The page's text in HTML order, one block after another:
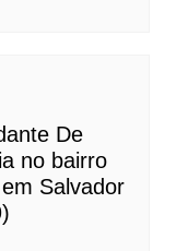
De
no bairro
Salvador